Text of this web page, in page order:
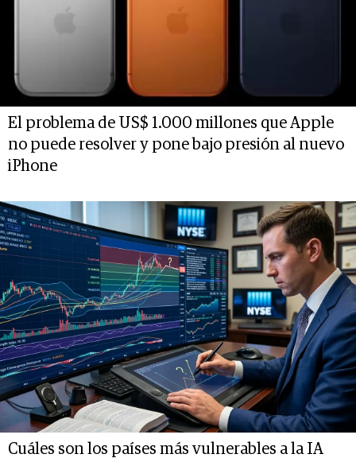
El problema de US$ 1.000 millones que Apple
no puede resolver y pone bajo presión al nuevo
iPhone
Cuáles son los países más vulnerables a la IA